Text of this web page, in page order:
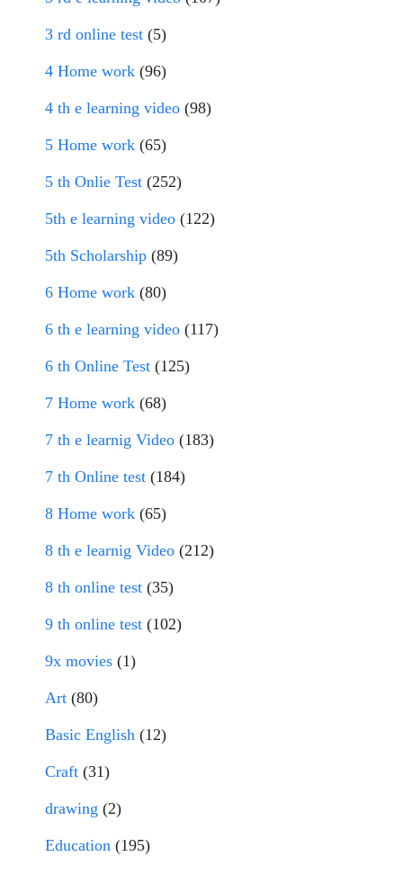
3 rd online test (5)
4 Home work (96)
4 th e learning video (98)
5 Home work (65)
5 th Onlie Test (252)
5th e learning video (122)
5th Scholarship (89)
6 Home work (80)
6 th e learning video (117)
6 th Online Test (125)
7 Home work (68)
7 th e learnig Video (183)
7 th Online test (184)
8 Home work (65)
8 th e learnig Video (212)
8 th online test (35)
9 th online test (102)
9x movies (1)
Art (80)
Basic English (12)
Craft (31)
drawing (2)
Education (195)